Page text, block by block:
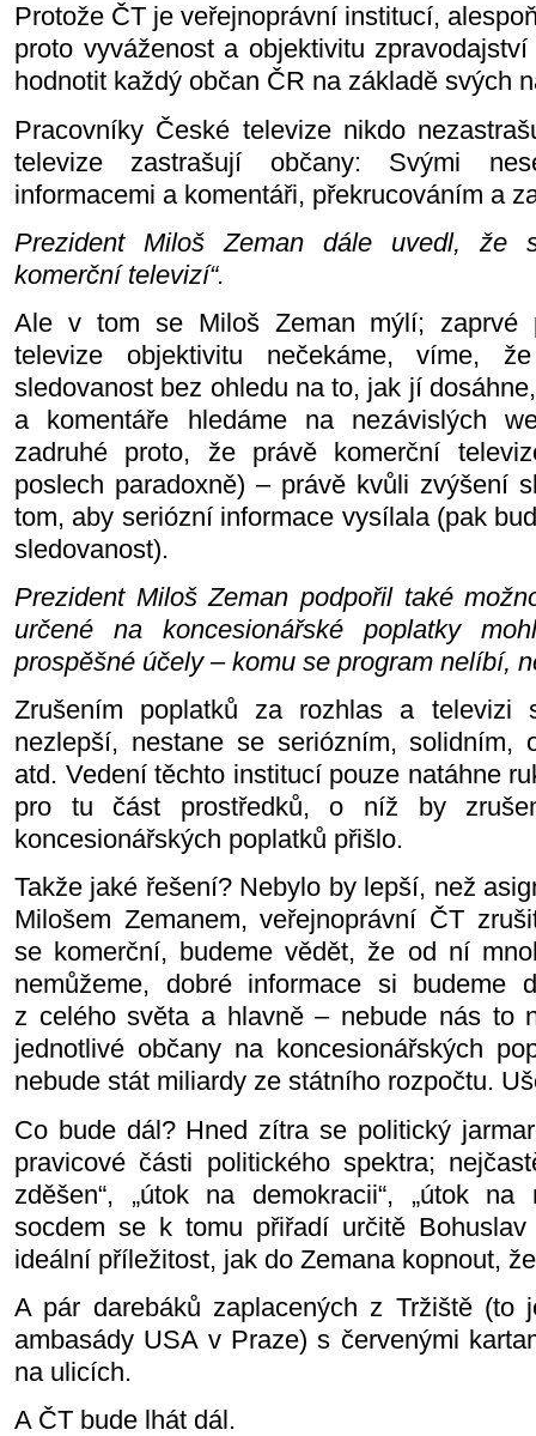
Protože ČT je veřejnoprávní institucí,
proto vyváženost a objektivitu
hodnotit každý občan ČR na základě svých
Pracovníky České televize nikdo
televize zastrašují občany: Svými
informacemi a komentáři, překrucováním a
Prezident Miloš Zeman dále uvedl, že
komerční televizí“.
Ale v tom se Miloš Zeman mýlí; zaprvé
televize objektivitu nečekáme, víme,
sledovanost bez ohledu na to, jak jí
a komentáře hledáme na nezávislých
zadruhé proto, že právě komerční
poslech paradoxně) – právě kvůli zvýšení
tom, aby seriózní informace vysílala (pak
sledovanost).
Prezident Miloš Zeman podpořil také
určené na koncesionářské poplatky
prospěšné účely – komu se program nelíbí,
Zrušením poplatků za rozhlas a televizi
nezlepší, nestane se seriózním, solidním,
atd. Vedení těchto institucí pouze natáhne
pro tu část prostředků, o níž by
koncesionářských poplatků přišlo.
Takže jaké řešení? Nebylo by lepší, než
Milošem Zemanem, veřejnoprávní ČT
se komerční, budeme vědět, že od ní
nemůžeme, dobré informace si budeme
z celého světa a hlavně – nebude nás to
jednotlivé občany na koncesionářských
nebude stát miliardy ze státního rozpočtu.
Co bude dál? Hned zítra se politický
pravicové části politického spektra;
zděšen“, „útok na demokracii“, „útok
socdem se k tomu přiřadí určitě
ideální příležitost, jak do Zemana kopnout,
A pár darebáků zaplacených z Tržiště
ambasády USA v Praze) s červenými
na ulicích.
A ČT bude lhát dál.